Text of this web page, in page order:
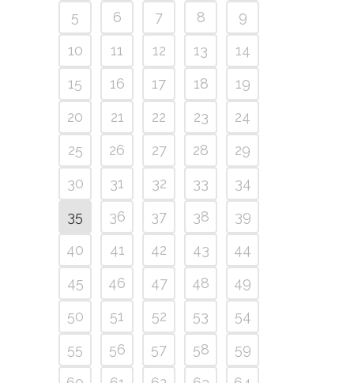
5
6 7 8
9
10
11 12 13
14
15
16 17 18
19
20
21 22 23
24
25
26 27 28
29
30
31 32 33
34
35
36 37 38
39
40
41 42 43
44
45
46 47 48
49
50
51 52 53
54
55
56 57 58
59